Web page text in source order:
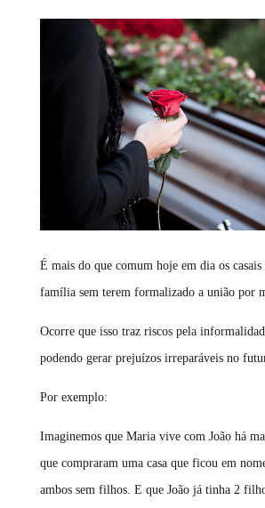
É mais do que comum hoje em dia os
família sem terem formalizado a união por
Ocorre que isso traz riscos pela
podendo gerar prejuízos irreparáveis no
Por exemplo:
Imaginemos que Maria vive com João há
que compraram uma casa que ficou em
ambos sem filhos. E que João já tinha 2